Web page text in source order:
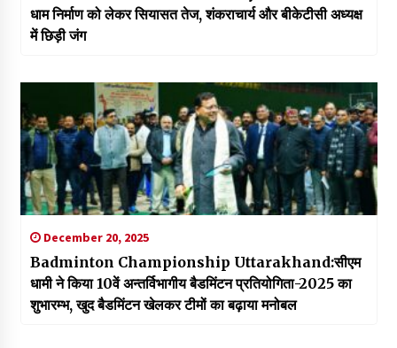
धाम निर्माण को लेकर सियासत तेज, शंकराचार्य और बीकेटीसी अध्यक्ष
में छिड़ी जंग
December 20, 2025
Badminton Championship Uttarakhand:सीएम
धामी ने किया 10वें अन्तर्विभागीय बैडमिंटन प्रतियोगिता-2025 का
शुभारम्भ, खुद बैडमिंटन खेलकर टीमों का बढ़ाया मनोबल